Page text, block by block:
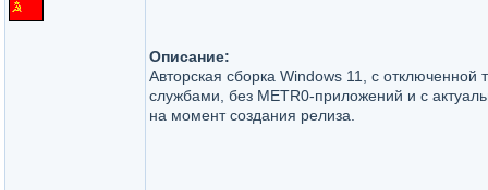
Описание:
Авторская сборка Windows 11, с отключенной
службами, без METR0-приложений и с
на момент создания релиза.